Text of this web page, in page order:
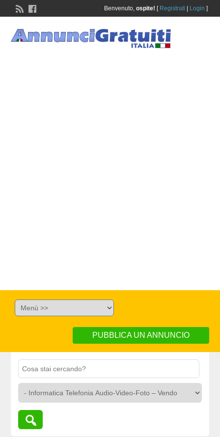
Benvenuto, ospite! [ Registrati Login ]
PUBBLICA UN ANNUNCIO